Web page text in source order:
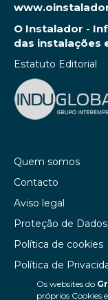
Os websites do
próprios Cookies
O Instalador -
das instalações
Estatuto Editorial
Quem somos
Contacto
Aviso legal
Proteção de Dados
Política de cookies
Política de
Canal de denúncias